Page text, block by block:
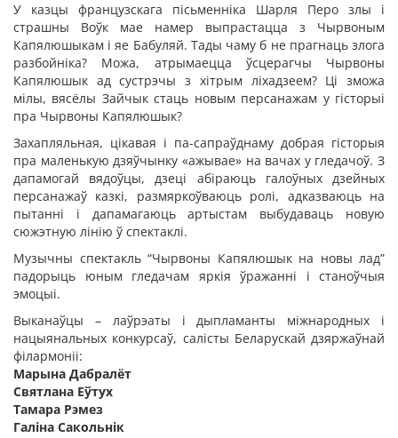
У казцы французскага пісьменніка Шарля Перо злы і
страшны Воўк мае намер выпрастацца з Чырвоным
Капялюшыкам і яе Бабуляй. Тады чаму б не прагнаць злога
разбойніка? Можа, атрымаецца ўсцерагчы Чырвоны
Капялюшык ад сустрэчы з хітрым ліхадзеем? Ці зможа
мілы, вясёлы Зайчык стаць новым персанажам у гісторыі
пра Чырвоны Капялюшык?
Захапляльная, цікавая і па-сапраўднаму добрая гісторыя
пра маленькую дзяўчынку «ажывае» на вачах у гледачоў. З
дапамогай вядоўцы, дзеці абіраюць галоўных дзейных
персанажаў казкі, размяркоўваюць ролі, адказваюць на
пытанні і дапамагаюць артыстам выбудаваць новую
сюжэтную лінію ў спектаклі.
Музычны спектакль “Чырвоны Капялюшык на новы лад”
падорыць юным гледачам яркія ўражанні і станоўчыя
эмоцыі.
Выканаўцы – лаўрэаты і дыпламанты міжнародных і
нацыянальных конкурсаў, салісты Беларускай дзяржаўнай
філармоніі:
Марына Дабралёт
Святлана Еўтух
Тамара Рэмез
Галіна Сакольнік